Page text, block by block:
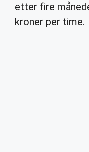
etter fire
kroner per time.